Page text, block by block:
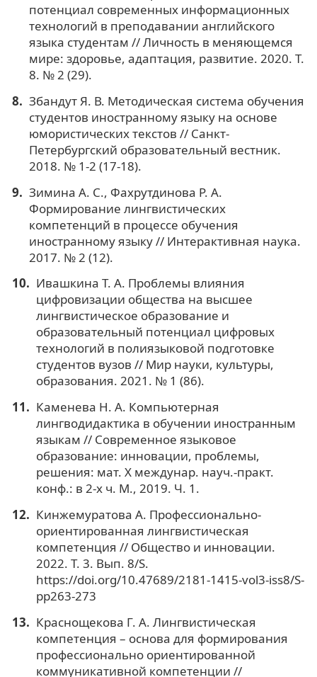
потенциал современных информационных
технологий в преподавании английского
языка студентам // Личность в меняющемся
мире: здоровье, адаптация, развитие. 2020. Т.
8. № 2 (29).
Збандут Я. В. Методическая система обучения
студентов иностранному языку на основе
юмористических текстов // Санкт-
Петербургский образовательный вестник.
2018. № 1-2 (17-18).
Зимина А. С., Фахрутдинова Р. А.
Формирование лингвистических
компетенций в процессе обучения
иностранному языку // Интерактивная наука.
2017. № 2 (12).
Ивашкина Т. А. Проблемы влияния
цифровизации общества на высшее
лингвистическое образование и
образовательный потенциал цифровых
технологий в полиязыковой подготовке
студентов вузов // Мир науки, культуры,
образования. 2021. № 1 (86).
Каменева Н. А. Компьютерная
лингводидактика в обучении иностранным
языкам // Современное языковое
образование: инновации, проблемы,
решения: мат. X междунар. науч.-практ.
конф.: в 2-х ч. М., 2019. Ч. 1.
Кинжемуратова А. Профессионально-
ориентированная лингвистическая
компетенция // Общество и инновации.
2022. Т. 3. Вып. 8/S.
https://doi.org/10.47689/2181-1415-vol3-iss8/S-
pp263-273
Краснощекова Г. А. Лингвистическая
компетенция – основа для формирования
профессионально ориентированной
коммуникативной компетенции //